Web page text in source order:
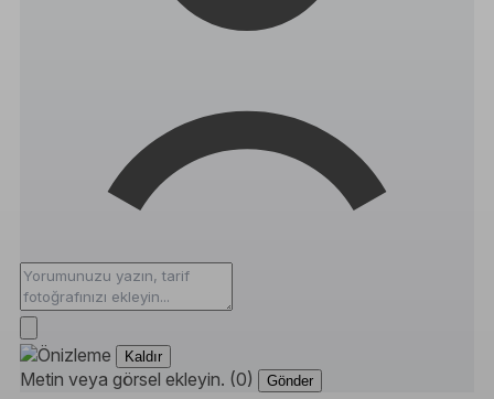
Kaldır
Metin veya görsel ekleyin. (0) Gönder